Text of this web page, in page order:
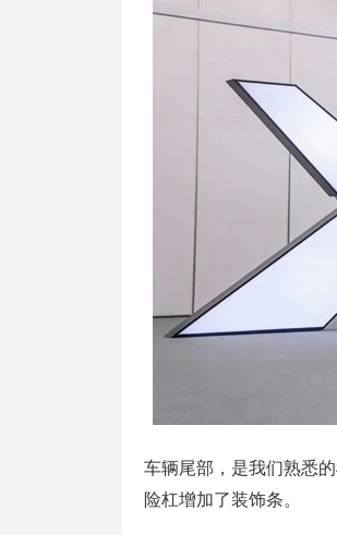
车辆尾部，是我们熟悉
险杠增加了装饰条。